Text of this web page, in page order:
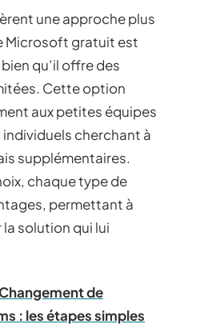
une approche plus
Microsoft gratuit est
qu’il offre des
Cette option
aux petites équipes
cherchant à
supplémentaires.
chaque type de
permettant à
solution qui lui
de
: les étapes simples